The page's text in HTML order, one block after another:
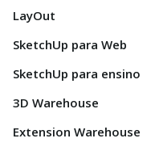
LayOut
SketchUp para Web
SketchUp para ensino
3D Warehouse
Extension Warehouse